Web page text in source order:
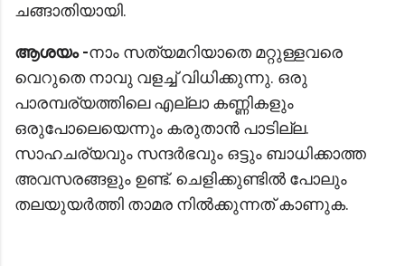
ചങ്ങാതിയായി.
ആശയം -നാം സത്യമറിയാതെ മറ്റുള്ളവരെ
വെറുതെ നാവു വളച്ച് വിധിക്കുന്നു. ഒരു
പാരമ്പര്യത്തിലെ എല്ലാ കണ്ണികളും
ഒരുപോലെയെന്നും കരുതാൻ പാടില്ല.
സാഹചര്യവും സന്ദര്‍ഭവും ഒട്ടും ബാധിക്കാത്ത
അവസരങ്ങളും ഉണ്ട്. ചെളിക്കുണ്ടിൽ പോലും
തലയുയർത്തി താമര നിൽക്കുന്നത് കാണുക.